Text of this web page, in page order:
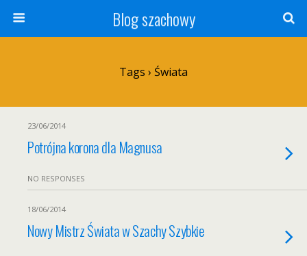
Blog szachowy
Tags › Świata
23/06/2014
Potrójna korona dla Magnusa
NO RESPONSES
18/06/2014
Nowy Mistrz Świata w Szachy Szybkie